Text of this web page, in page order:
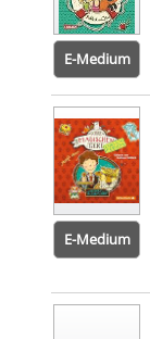
E-Medium
E-Medium